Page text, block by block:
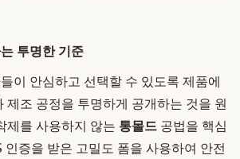
투명한 기준
이 안심하고 선택할 수 있도록 제품에
제조 공정을 투명하게 공개하는 것을 원
제를 사용하지 않는 통몰드 공법을 핵심
인증을 받은 고밀도 폼을 사용하여 안전